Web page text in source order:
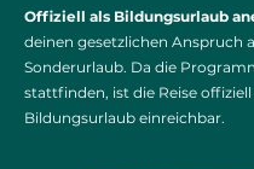
Offiziell als Bildungsurlaub
deinen gesetzlichen Anspruch
Sonderurlaub. Da die
stattfinden, ist die Reise offiziell
Bildungsurlaub einreichbar.